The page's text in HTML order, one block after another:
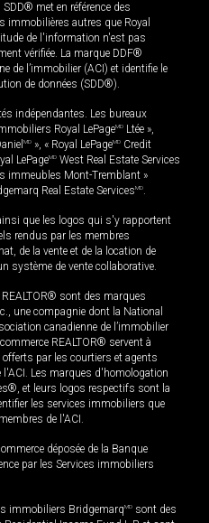
met en référence des
immobilières autres que Royal
de l'information n'est pas
vérifiée. La marque DDF®
de l’immobilier (ACI) et identifie le
de données (SDD®).
indépendantes. Les bureaux
Royal LePageMD Ltée »,
MD », « Royal LePageMD Credit
LePageMD West Real Estate Services
immeubles Mont-Tremblant »
Real Estate ServicesMD.
que les logos qui s'y rapportent
rendus par les membres
de la vente et de la location de
système de vente collaborative.
sont des marques
une compagnie dont la National
canadienne de l’immobilier
REALTOR® servent à
par les courtiers et agents
Les marques d'homologation
et leurs logos respectifs sont la
les services immobiliers que
de l'ACI.
déposée de la Banque
par les Services immobiliers
immobiliers BridgemarqMD sont des